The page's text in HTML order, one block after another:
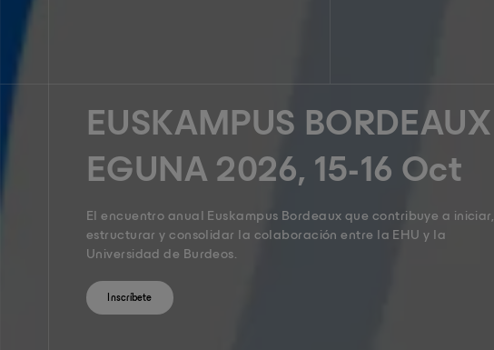
EUSKAMPUS BORDEAUX
EGUNA 2026, 15-16 Oct
El encuentro anual Euskampus Bordeaux que contribuye a iniciar,
estructurar y consolidar la colaboración entre la EHU y la
Universidad de Burdeos.
Inscríbete